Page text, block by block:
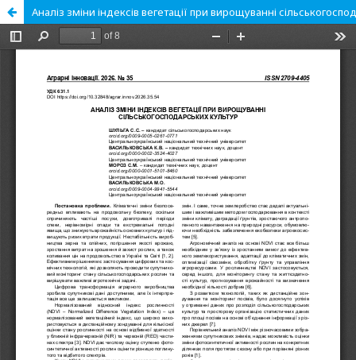
Аналіз зміни індексів вегетації при вирощуванні